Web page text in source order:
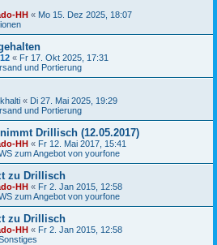
HH « Mo 15. Dez 2025, 18:07
« Fr 17. Okt 2025, 17:31
und Portierung
« Di 27. Mai 2025, 19:29
und Portierung
Drillisch (12.05.2017)
HH « Fr 12. Mai 2017, 15:41
zum Angebot von yourfone
zu Drillisch
HH « Fr 2. Jan 2015, 12:58
zum Angebot von yourfone
zu Drillisch
HH « Fr 2. Jan 2015, 12:58